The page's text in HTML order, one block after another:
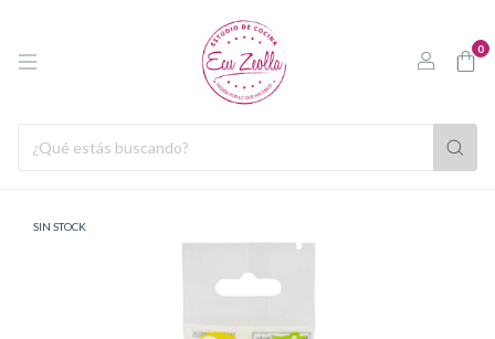
0
SIN STOCK